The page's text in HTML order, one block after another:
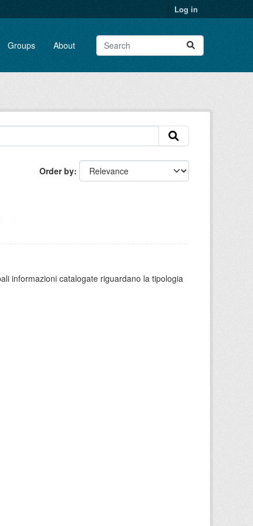
Log in
Groups About
Order by
informazioni catalogate riguardano la tipologia